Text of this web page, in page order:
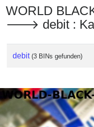
WORLD
🡒 debit :
debit (3 BINs gefunden)